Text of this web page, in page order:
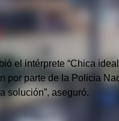
el intérprete “Chica
parte de la Policia
solución”, aseguró.